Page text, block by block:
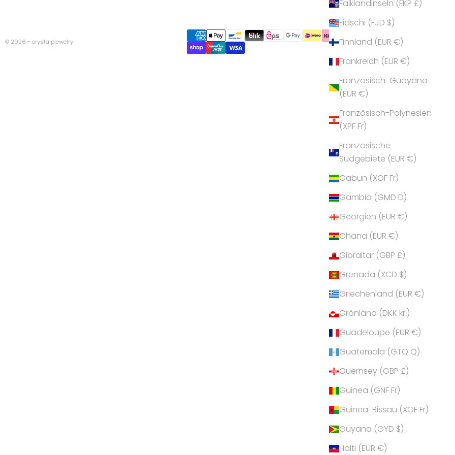
Falklandinseln (FKP £)
Fidschi (FJD $)
Finnland (EUR €)
Frankreich (EUR €)
Französisch-Guayana
(EUR €)
Französisch-Polynesien
(XPF Fr)
Französische
Südgebiete (EUR €)
Gabun (XOF Fr)
Gambia (GMD D)
Georgien (EUR €)
Ghana (EUR €)
Gibraltar (GBP £)
Grenada (XCD $)
Griechenland (EUR €)
Grönland (DKK kr.)
Guadeloupe (EUR €)
Guatemala (GTQ Q)
Guernsey (GBP £)
Guinea (GNF Fr)
Guinea-Bissau (XOF Fr)
Guyana (GYD $)
Haiti (EUR €)
© 2026 - crystalpjewelry